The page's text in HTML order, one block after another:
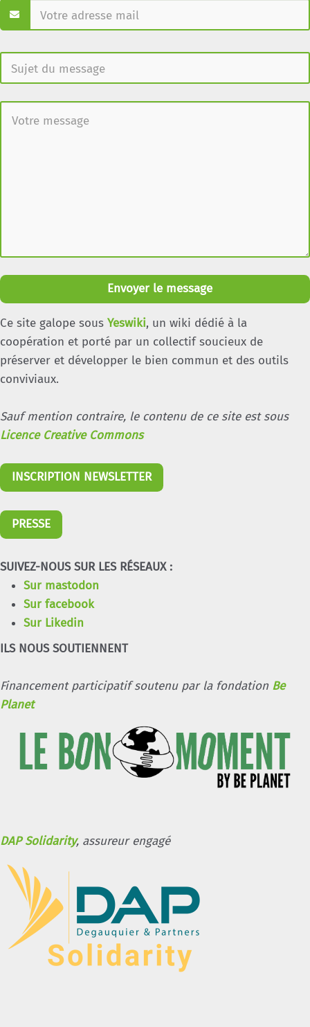
Envoyer le message
Ce site galope sous Yeswiki, un wiki dédié à la
coopération et porté par un collectif soucieux de
préserver et développer le bien commun et des outils
conviviaux.
Sauf mention contraire, le contenu de ce site est sous
Licence Creative Commons
INSCRIPTION NEWSLETTER
PRESSE
SUIVEZ-NOUS SUR LES RÉSEAUX :
Sur mastodon
Sur facebook
Sur Likedin
ILS NOUS SOUTIENNENT
Financement participatif soutenu par la fondation Be
Planet
DAP Solidarity, assureur engagé